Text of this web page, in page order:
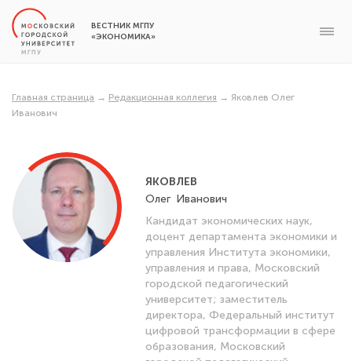
ВЕСТНИК МГПУ
«ЭКОНОМИКА»
Главная страница → Редакционная коллегия → Яковлев Олег
Иванович
ЯКОВЛЕВ
Олег Иванович
Кандидат экономических наук,
доцент департамента экономики и
управления Института экономики,
управления и права, Московский
городской педагогический
университет; заместитель
директора, Федеральный институт
цифровой трансформации в сфере
образования, Московский